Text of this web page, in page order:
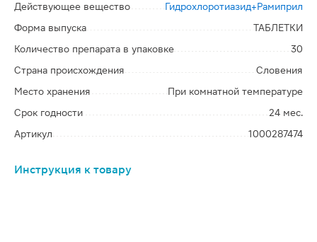
Действующее вещество
Гидрохлоротиазид+Рамиприл
Форма выпуска
ТАБЛЕТКИ
Количество препарата в упаковке
30
Страна происхождения
Словения
Место хранения
При комнатной температуре
Срок годности
24 мес.
Артикул
1000287474
Инструкция к товару